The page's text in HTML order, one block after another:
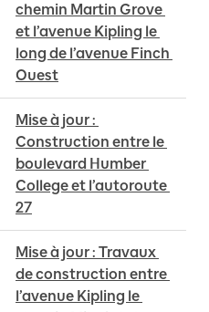
chemin Martin Grove
et l’avenue Kipling le
long de l’avenue Finch
Ouest
Mise à jour :
Construction entre le
boulevard Humber
College et l’autoroute
27
Mise à jour : Travaux
de construction entre
l’avenue Kipling le